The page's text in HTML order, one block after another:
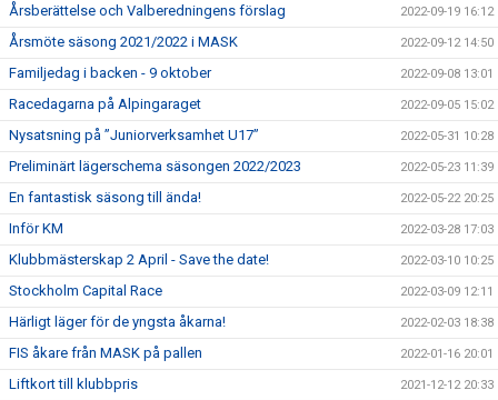
Årsberättelse och Valberedningens förslag 2022-09-19 16:12
Årsmöte säsong 2021/2022 i MASK 2022-09-12 14:50
Familjedag i backen - 9 oktober 2022-09-08 13:01
Racedagarna på Alpingaraget 2022-09-05 15:02
Nysatsning på ”Juniorverksamhet U17” 2022-05-31 10:28
Preliminärt lägerschema säsongen 2022/2023 2022-05-23 11:39
En fantastisk säsong till ända! 2022-05-22 20:25
Inför KM 2022-03-28 17:03
Klubbmästerskap 2 April - Save the date! 2022-03-10 10:25
Stockholm Capital Race 2022-03-09 12:11
Härligt läger för de yngsta åkarna! 2022-02-03 18:38
FIS åkare från MASK på pallen 2022-01-16 20:01
Liftkort till klubbpris 2021-12-12 20:33